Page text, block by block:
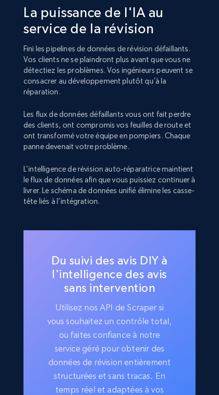
La puissance de l'IA au
service de la révision
Fini les pipelines de données de révision défaillants.
Vos clients ne se plaindront plus avant que vous ne
détectiez les problèmes. Vos ingénieurs peuvent se
consacrer au développement plutôt qu’à la
réparation.
Les flux de données défaillants vous ont fait perdre
des clients, ont compromis vos feuilles de route et
ont transformé votre équipe en pompiers. Chaque
panne devenait votre problème.
L’intelligence de révision auto-réparatrice maintient
le flux de données afin que vous puissiez continuer à
livrer. Le schéma de données unifié élimine les casse-
tête liés à l’intégration.
Du suivi des avis DIY à
l'intelligence des avis
sans intervention
Utilisez nos API de Scraper si
vous souhaitez un contrôle total,
ou faites confiance à notre
service géré pour obtenir des
données de révision entièrement
structurées et sans tracas. En
temps réel et adaptées à vos